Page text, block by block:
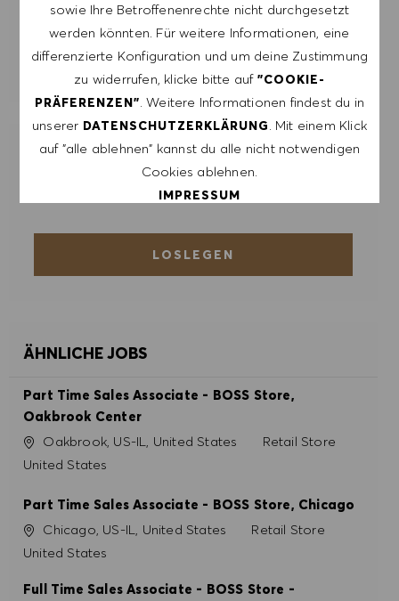
sowie Ihre Betroffenenrechte nicht durchgesetzt
werden könnten. Für weitere Informationen, eine
differenzierte Konfiguration und um deine Zustimmung
zu widerrufen, klicke bitte auf "COOKIE-
PRÄFERENZEN". Weitere Informationen findest du in
unserer DATENSCHUTZERKLÄRUNG. Mit einem Klick
auf "alle ablehnen" kannst du alle nicht notwendigen
Cookies ablehnen.
IMPRESSUM
ALLE AKZEPTIEREN
ERSTELLEN
ALERTS VERWALTEN
ERHALTE MASSGESCHNEIDERTE
JOBEMPFEHLUNGEN, DIE AUF DEINEN
INTERESSEN BASIEREN.
LOSLEGEN
ÄHNLICHE JOBS
Part Time Sales Associate - BOSS Store,
Oakbrook Center
Ort Oakbrook, US-IL, United States Kategorie
Retail Store
United States
Part Time Sales Associate - BOSS Store, Chicago
Ort Chicago, US-IL, United States Kategorie
Retail Store
United States
Full Time Sales Associate - BOSS Store -